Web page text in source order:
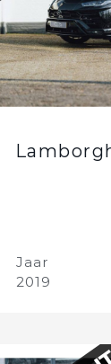
Jaar
2019